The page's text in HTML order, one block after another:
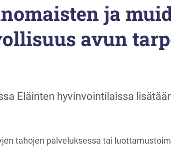
ja
avun
Eläinten hyvinvointilaissa
tahojen palveluksessa tai